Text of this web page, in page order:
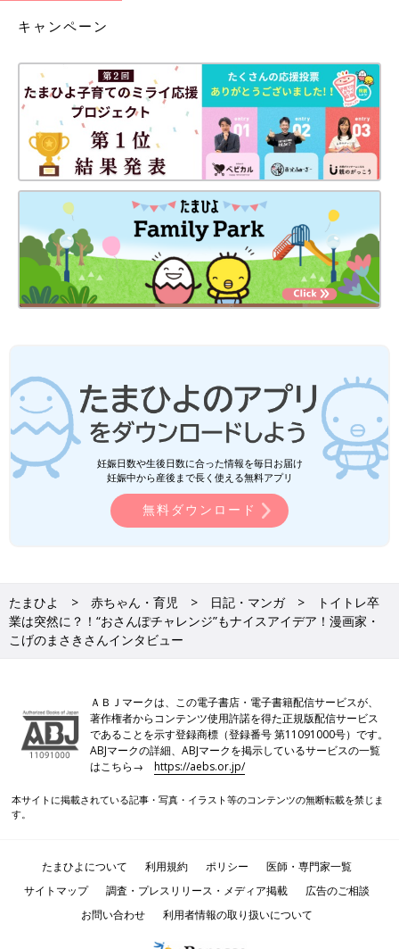
キャンペーン
妊娠日数や生後日数に合った情報を毎日お届け
妊娠中から産後まで長く使える無料アプリ
無料ダウンロード
たまひよ 赤ちゃん・育児 日記・マンガ
トイトレ卒
業は突然に？！“おさんぽチャレンジ”もナイスアイデア！漫画家・
こげのまさきさんインタビュー
ＡＢＪマークは、この電子書店・電子書籍配信サービスが、
著作権者からコンテンツ使用許諾を得た正規版配信サービス
であることを示す登録商標（登録番号 第11091000号）です。
ABJマークの詳細、ABJマークを掲示しているサービスの一覧
はこちら→https://aebs.or.jp/
本サイトに掲載されている記事・写真・イラスト等のコンテンツの無断転載を禁じま
す。
たまひよについて 利用規約 ポリシー
医師・専門家一覧
サイトマップ
調査・プレスリリース・メディア掲載
広告のご相談
お問い合わせ
利用者情報の取り扱いについて